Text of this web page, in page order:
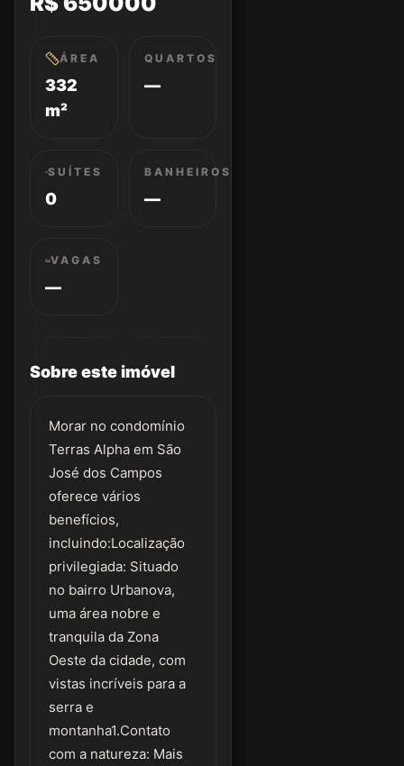
ÁREA
332
m²
QUARTOS
—
SUÍTES
0
BANHEIROS
—
VAGAS
—
Sobre este imóvel
Morar no condomínio
Terras Alpha em São
José dos Campos
oferece vários
benefícios,
incluindo:Localização
privilegiada: Situado
no bairro Urbanova,
uma área nobre e
tranquila da Zona
Oeste da cidade, com
vistas incríveis para a
serra e
montanha1.Contato
com a natureza: Mais